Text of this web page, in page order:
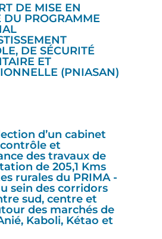
DE MISE EN
PROGRAMME
DE SÉCURITÉ
ET
(PNIASAN)
d’un cabinet
et
des travaux de
de 205,1 Kms
rurales du PRIMA -
sein des corridors
sud, centre et
des marchés de
Kaboli, Kétao et